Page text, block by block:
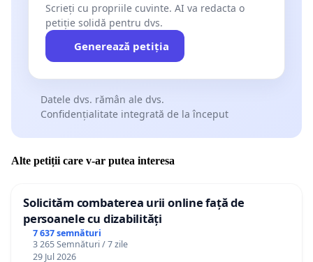
Scrieți cu propriile cuvinte. AI va redacta o
petiție solidă pentru dvs.
Generează petiția
Datele dvs. rămân ale dvs.
Confidențialitate integrată de la început
Alte petiții care v-ar putea interesa
Solicităm combaterea urii online față de
persoanele cu dizabilități
7 637 semnături
3 265 Semnături / 7 zile
29 Jul 2026